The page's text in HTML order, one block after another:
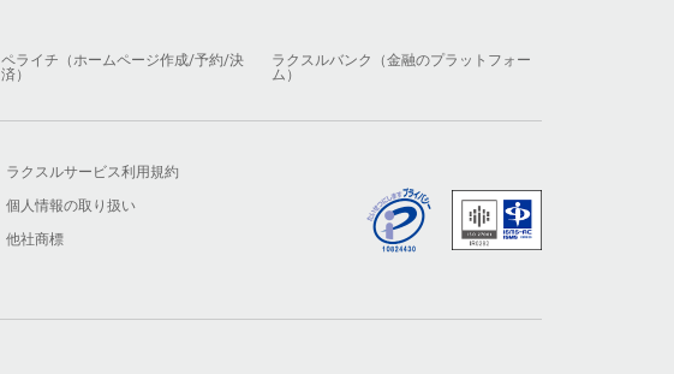
ペライチ（ホームページ作成/予約/決
済）
ラクスルバンク（金融のプラットフォー
ム）
ラクスルサービス利用規約
個人情報の取り扱い
他社商標